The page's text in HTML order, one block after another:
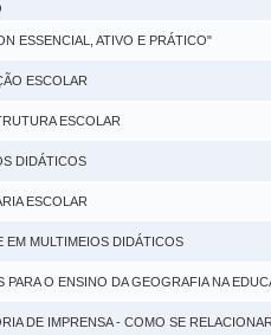
ESSENCIAL, ATIVO E PRÁTICO"
ESCOLAR
ESCOLAR
DIDÁTICOS
ESCOLAR
MULTIMEIOS DIDÁTICOS
O ENSINO DA GEOGRAFIA NA
DE IMPRENSA - COMO SE